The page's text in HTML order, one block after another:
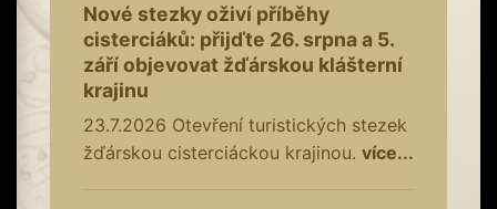
Nové stezky oživí příběhy
cisterciáků: přijďte 26. srpna a 5.
září objevovat žďárskou klášterní
krajinu
23.7.2026 Otevření turistických stezek
žďárskou cisterciáckou krajinou. více...